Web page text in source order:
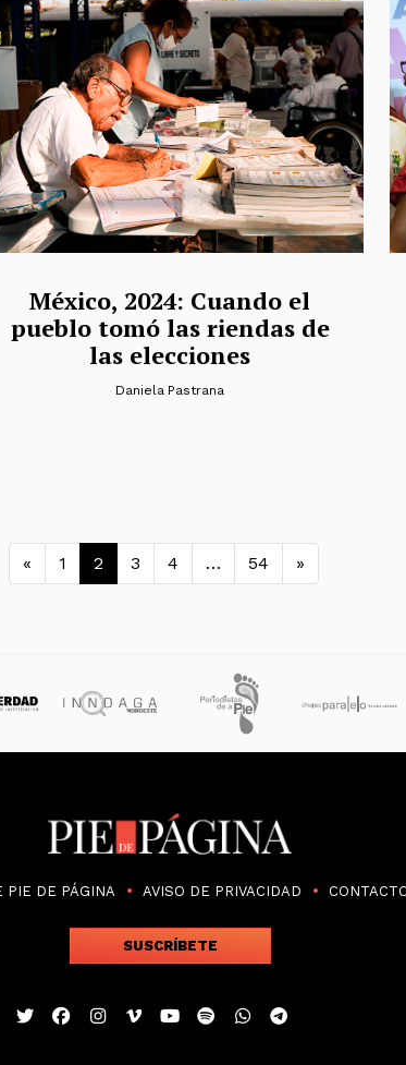
México, 2024: Cuando el
pueblo tomó las riendas de
las elecciones
Daniela Pastrana
Navegación de entradas
« 1 2 3 4 … 54 »
PIE DE PÁGINA AVISO DE PRIVACIDAD
SUSCRÍBETE